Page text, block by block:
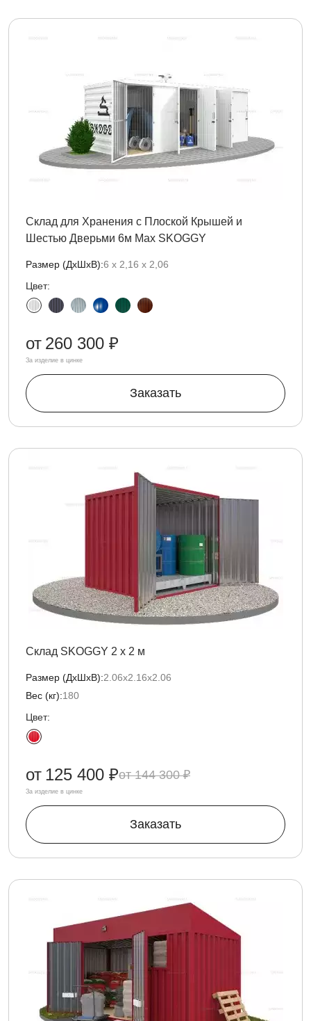
Склад для Хранения с Плоской Крышей и
Шестью Дверьми 6м Max SKOGGY
Размер (ДxШxВ):6 х 2,16 х 2,06
Цвет:
от 260 300 ₽
За изделие в цинке
Заказать
Склад SKOGGY 2 х 2 м
Размер (ДxШxВ):2.06х2.16х2.06
Вес (кг):180
Цвет:
144 300 ₽
от 125 400 ₽
За изделие в цинке
Заказать